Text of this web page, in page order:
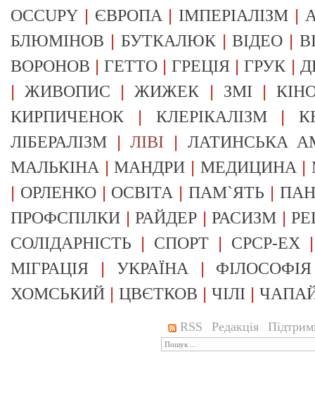
OCCUPY | ЄВРОПА | ІМПЕРІАЛІЗМ |
БЛЮМІНОВ | БУТКАЛЮК|ВІДЕО |
ВОРОНОВ |ГЕТТО |ГРЕЦІЯ |ГРУК |
|ЖИВОПИС |ЖИЖЕК | ЗМІ |
КИРПИЧЕНОК | КЛЕРІКАЛІЗМ|
ЛІБЕРАЛІЗМ |ЛІВІ | ЛАТИНСЬКА
МАЛЬКІНА |МАНДРИ | МЕДИЦИНА |
| ОРЛЕНКО| ОСВІТА |ПАМ`ЯТЬ |
ПРОФСПІЛКИ |РАЙДЕР |РАСИЗМ |
СОЛІДАРНІСТЬ | СПОРТ | СРСР-EX
МІГРАЦІЯ | УКРАЇНА | ФІЛОСОФІЯ
ХОМСЬКИЙ | ЦВЄТКОВ | ЧІЛІ |
RSS Редакція